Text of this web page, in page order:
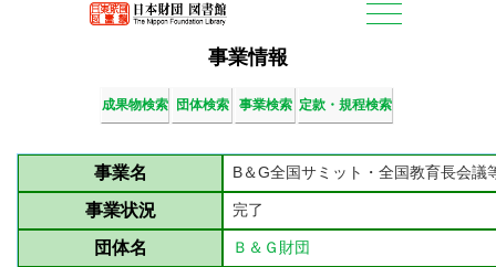
事業情報
成果物検索 団体検索 事業検索 定款・規程検索
事業名 B＆G全国サミット・全国教育長会議
事業状況 完了
団体名 Ｂ＆Ｇ財団